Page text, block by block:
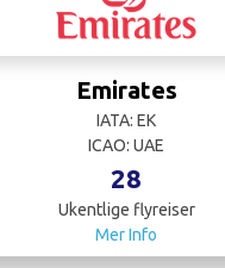
Emirates
IATA: EK
ICAO: UAE
28
Ukentlige flyreiser
Mer Info